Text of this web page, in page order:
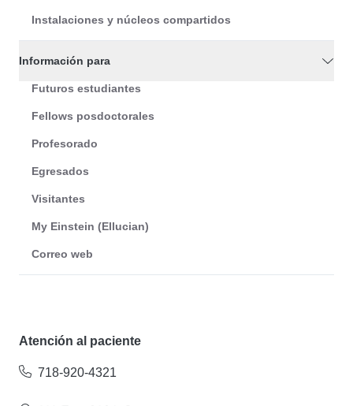
Instalaciones y núcleos compartidos
Información para
Futuros estudiantes
Fellows posdoctorales
Profesorado
Egresados
Visitantes
My Einstein (Ellucian)
Correo web
Atención al paciente
718-920-4321